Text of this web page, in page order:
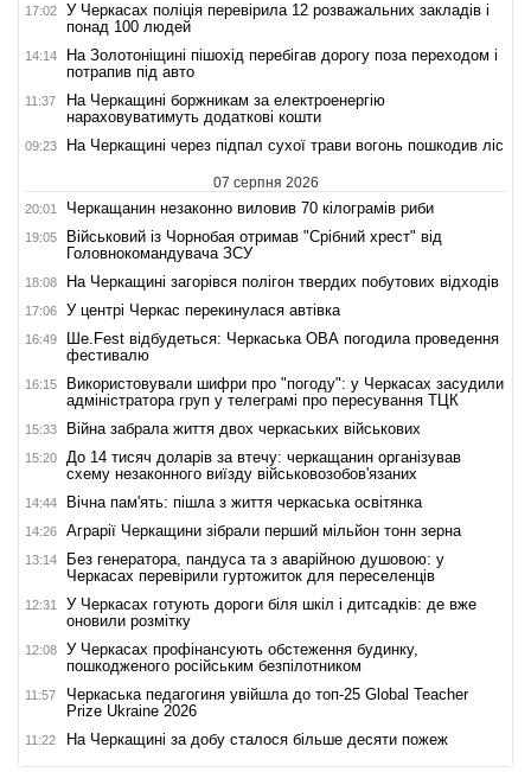
17:02
У Черкасах поліція перевірила 12 розважальних закладів і
понад 100 людей
14:14
На Золотоніщині пішохід перебігав дорогу поза переходом і
потрапив під авто
11:37
На Черкащині боржникам за електроенергію
нараховуватимуть додаткові кошти
09:23 На Черкащині через підпал сухої трави вогонь пошкодив ліс
07 серпня 2026
20:01 Черкащанин незаконно виловив 70 кілограмів риби
19:05
Військовий із Чорнобая отримав "Срібний хрест" від
Головнокомандувача ЗСУ
18:08 На Черкащині загорівся полігон твердих побутових відходів
17:06 У центрі Черкас перекинулася автівка
16:49
Ше.Fest відбудеться: Черкаська ОВА погодила проведення
фестивалю
16:15
Використовували шифри про "погоду": у Черкасах засудили
адміністратора груп у телеграмі про пересування ТЦК
15:33 Війна забрала життя двох черкаських військових
15:20
До 14 тисяч доларів за втечу: черкащанин організував
схему незаконного виїзду військовозобов'язаних
14:44 Вічна пам'ять: пішла з життя черкаська освітянка
14:26 Аграрії Черкащини зібрали перший мільйон тонн зерна
13:14
Без генератора, пандуса та з аварійною душовою: у
Черкасах перевірили гуртожиток для переселенців
12:31
У Черкасах готують дороги біля шкіл і дитсадків: де вже
оновили розмітку
12:08
У Черкасах профінансують обстеження будинку,
пошкодженого російським безпілотником
11:57
Черкаська педагогиня увійшла до топ-25 Global Teacher
Prize Ukraine 2026
11:22 На Черкащині за добу сталося більше десяти пожеж